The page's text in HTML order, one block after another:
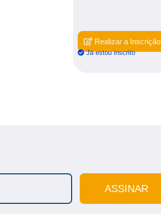
Realizar a Inscrição
Já estou inscrito